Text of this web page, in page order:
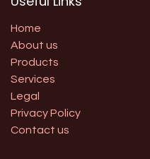
Home
About us
Products
Services
Legal
Privacy Policy
Contact us